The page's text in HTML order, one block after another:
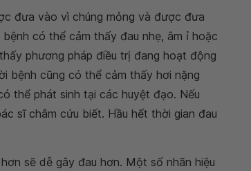
đưa vào vì chúng mỏng và được đưa
có thể cảm thấy đau nhẹ, âm ỉ hoặc
phương pháp điều trị đang hoạt động
bệnh cũng có thể cảm thấy hơi nặng
thể phát sinh tại các huyệt đạo. Nếu
sĩ châm cứu biết. Hầu hết thời gian đau
sẽ dễ gây đau hơn. Một số nhãn hiệu